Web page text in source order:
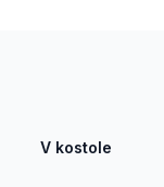
V kostole